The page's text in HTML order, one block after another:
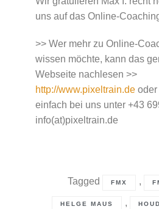
uns auf das Online-
>> Wer mehr zu Online-
wissen möchte, kann das
Webseite nachlesen >>
http://www.pixeltrain.deoder
einfach bei uns unter +43
info(at)pixeltrain.de
Tagged FMX ,
HELGE MAUS ,